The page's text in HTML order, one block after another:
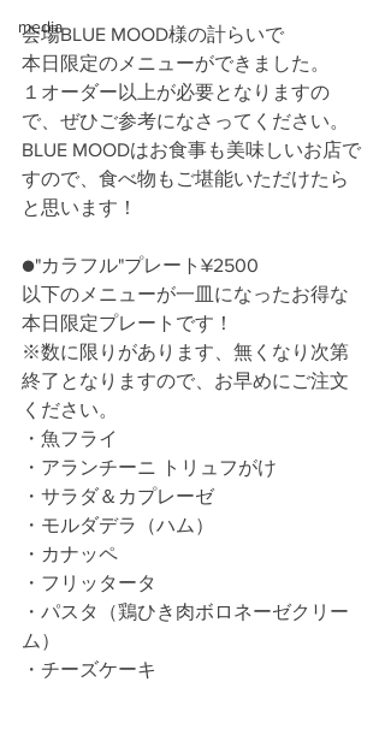
media
会場BLUE MOOD様の計らいで
本日限定のメニューができました。
１オーダー以上が必要となりますの
で、ぜひご参考になさってください。
BLUE MOODはお食事も美味しいお店で
すので、食べ物もご堪能いただけたら
と思います！
●"カラフル"プレート¥2500
以下のメニューが一皿になったお得な
本日限定プレートです！
※数に限りがあります、無くなり次第
終了となりますので、お早めにご注文
ください。
・魚フライ
・アランチーニ トリュフがけ
・サラダ＆カプレーゼ
・モルダデラ（ハム）
・カナッペ
・フリッタータ
・パスタ（鶏ひき肉ボロネーゼクリー
ム）
・チーズケーキ